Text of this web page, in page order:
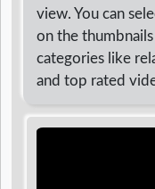
view. You can
on the
categories like
and top rated